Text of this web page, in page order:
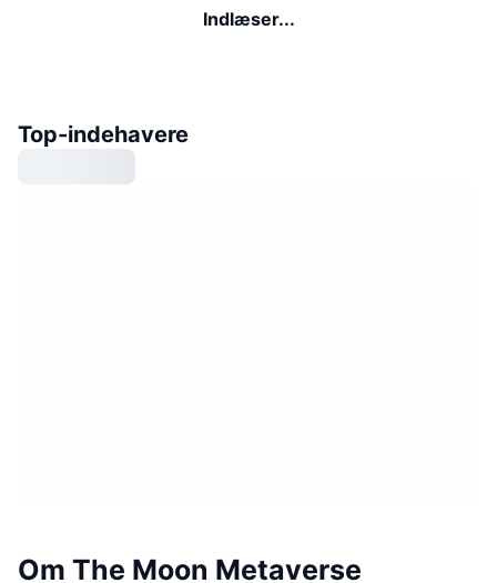
Indlæser...
Top-indehavere
Om The Moon Metaverse